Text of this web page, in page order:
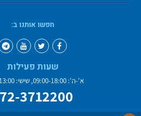
חפשו אותנו ב:
שעות פעילות
א'-ה': 09:00-18:00, שישי: 09:00-13:00
3712200